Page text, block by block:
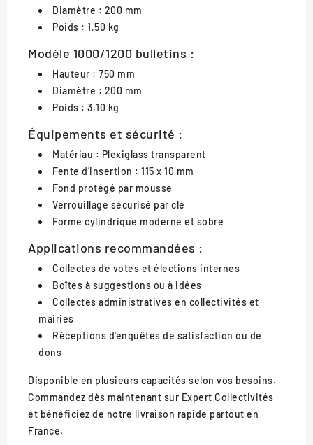
Diamètre : 200 mm
Poids : 1,50 kg
Modèle 1000/1200 bulletins :
Hauteur : 750 mm
Diamètre : 200 mm
Poids : 3,10 kg
Équipements et sécurité :
Matériau : Plexiglass transparent
Fente d’insertion : 115 x 10 mm
Fond protégé par mousse
Verrouillage sécurisé par clé
Forme cylindrique moderne et sobre
Applications recommandées :
Collectes de votes et élections internes
Boîtes à suggestions ou à idées
Collectes administratives en collectivités et
mairies
Réceptions d'enquêtes de satisfaction ou de
dons
Disponible en plusieurs capacités selon vos besoins.
Commandez dès maintenant sur Expert Collectivités
et bénéficiez de notre livraison rapide partout en
France.